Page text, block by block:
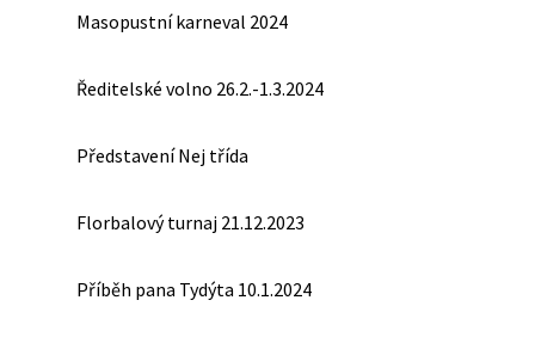
Masopustní karneval 2024
Ředitelské volno 26.2.-1.3.2024
Představení Nej třída
Florbalový turnaj 21.12.2023
Příběh pana Tydýta 10.1.2024